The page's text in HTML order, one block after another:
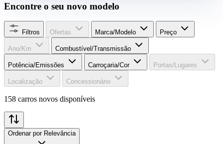
Encontre o seu novo modelo
Filtros Ofertas Marca/Modelo Preço
Ano/Km Combustível/​Transmissão
Potência/Emissões Carroçaria/Cor Portas/Lugares
Localização Concessionário
158 carros novos disponíveis
Ordenar por Relevância